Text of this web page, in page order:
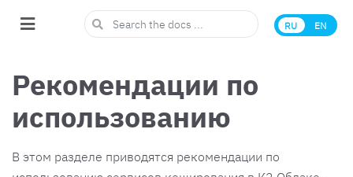
EN
RU
Рекомендации по
использованию
В этом разделе приводятся рекомендации по